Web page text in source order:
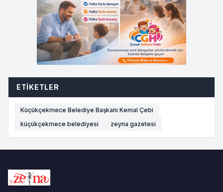
ETIKETLER
Küçükçekmece Belediye Başkanı Kemal Çebi
küçükçekmece belediyesi
zeyna gazetesi